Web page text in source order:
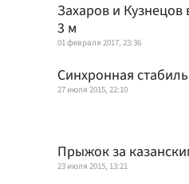
Захаров и
3 м
01 февраля 2017, 23:36
Синхронная
27 июля 2015, 22:10
Прыжок за
23 июля 2015, 13:21